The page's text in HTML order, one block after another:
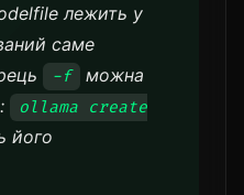
лежить у
саме
-f
можна
ollama create
його